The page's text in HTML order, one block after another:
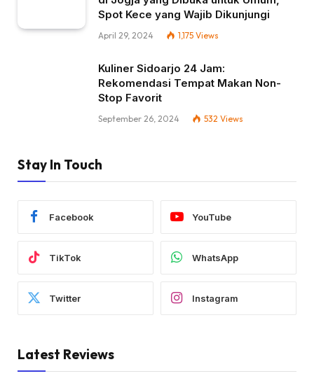
Spot Kece yang Wajib Dikunjungi
April 29, 2024 1,175 Views
Kuliner Sidoarjo 24 Jam:
Rekomendasi Tempat Makan Non-
Stop Favorit
September 26, 2024 532 Views
Stay In Touch
Facebook YouTube
TikTok WhatsApp
Twitter Instagram
Latest Reviews